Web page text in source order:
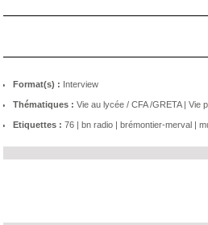
Format(s) : Interview
Thématiques : Vie au lycée / CFA /GRETA| Vie
Etiquettes : 76 | bn radio | brémontier-merval |